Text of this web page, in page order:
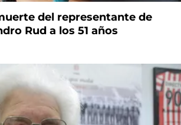
del representante de
Rud a los 51 años